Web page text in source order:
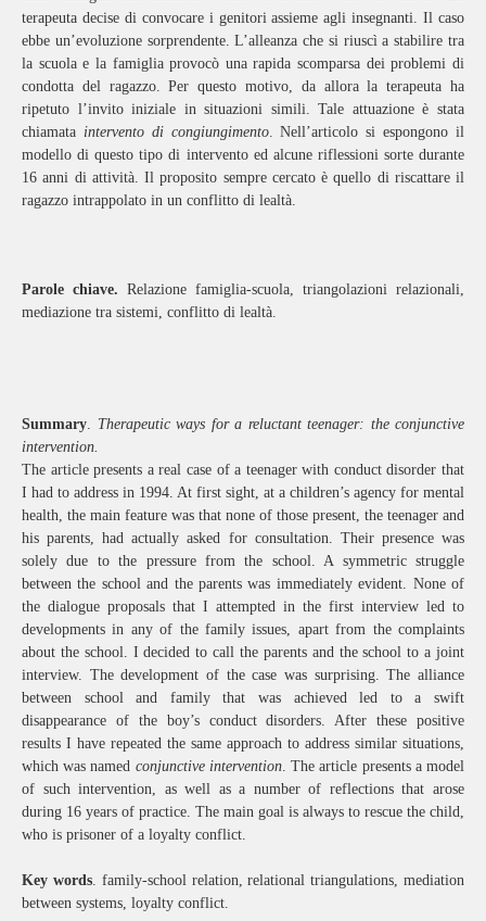
terapeuta decise di convocare i genitori assieme agli insegnanti. Il caso
ebbe un’evoluzione sorprendente. L’alleanza che si riuscì a stabilire tra
la scuola e la famiglia provocò una rapida scomparsa dei problemi di
condotta del ragazzo. Per questo motivo, da allora la terapeuta ha
ripetuto l’invito iniziale in situazioni simili. Tale attuazione è stata
chiamata intervento di congiungimento. Nell’articolo si espongono il
modello di questo tipo di intervento ed alcune riflessioni sorte durante
16 anni di attività. Il proposito sempre cercato è quello di riscattare il
ragazzo intrappolato in un conflitto di lealtà.
Parole chiave. Relazione famiglia-scuola, triangolazioni relazionali,
mediazione tra sistemi, conflitto di lealtà.
Summary
Therapeutic ways for a reluctant teenager: the conjunctive
intervention.
The article presents a real case of a teenager with conduct disorder that
I had to address in 1994. At first sight, at a children’s agency for mental
health, the main feature was that none of those present, the teenager and
his parents, had actually asked for consultation. Their presence was
solely due to the pressure from the school. A symmetric struggle
between the school and the parents was immediately evident. None of
the dialogue proposals that I attempted in the first interview led to
developments in any of the family issues, apart from the complaints
about the school. I decided to call the parents and the school to a joint
interview. The development of the case was surprising. The alliance
between school and family that was achieved led to a swift
disappearance of the boy’s conduct disorders. After these positive
results I have repeated the same approach to address similar situations,
which was named conjunctive intervention. The article presents a model
of such intervention, as well as a number of reflections that arose
during 16 years of practice. The main goal is always to rescue the child,
who is prisoner of a loyalty conflict.
Key words. family-school relation, relational triangulations, mediation
between systems, loyalty conflict.